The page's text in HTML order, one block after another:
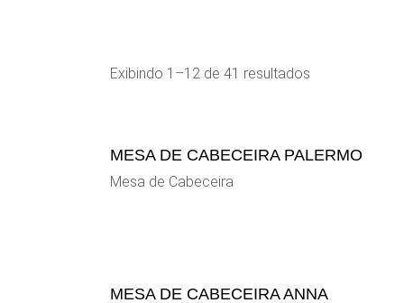
Exibindo 1–12 de 41 resultados
MESA DE CABECEIRA PALERMO
Mesa de Cabeceira
MESA DE CABECEIRA ANNA